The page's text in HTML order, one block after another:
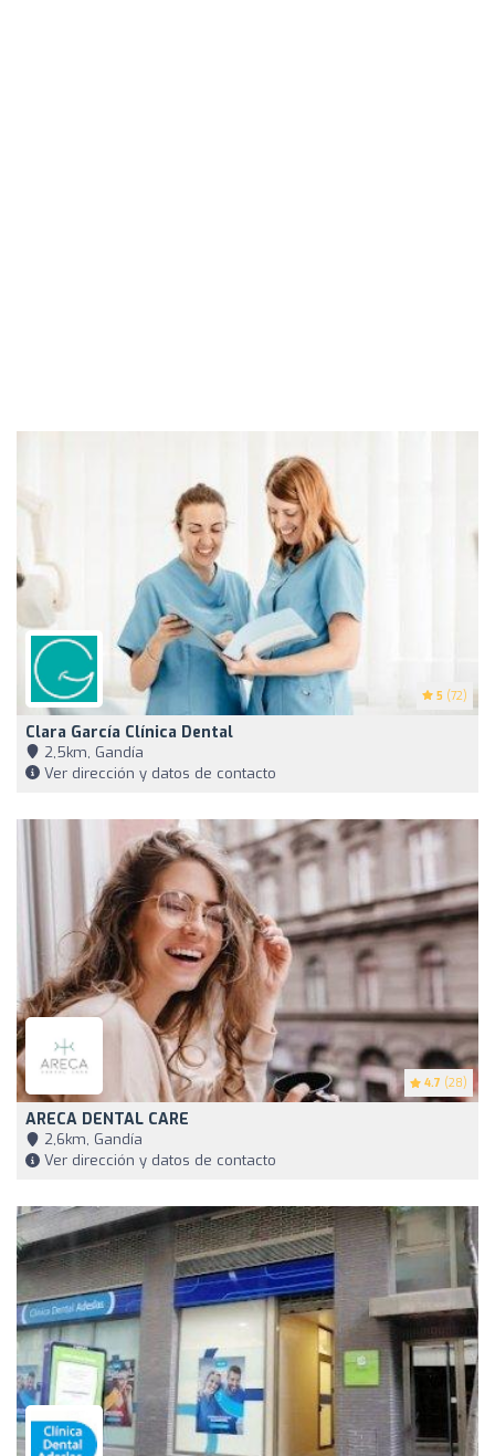
5 (72)
Clara García Clínica Dental
2,5km, Gandía
Ver dirección y datos de contacto
4.7 (28)
ARECA DENTAL CARE
2,6km, Gandía
Ver dirección y datos de contacto